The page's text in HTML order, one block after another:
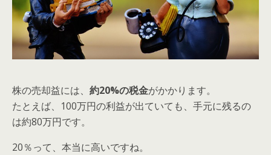
株の売却益には、 約20%の税金がかかります。
たとえば、100万円の利益が出ていても、手元に残るの
は約80万円です。
20％って、本当に高いですね。